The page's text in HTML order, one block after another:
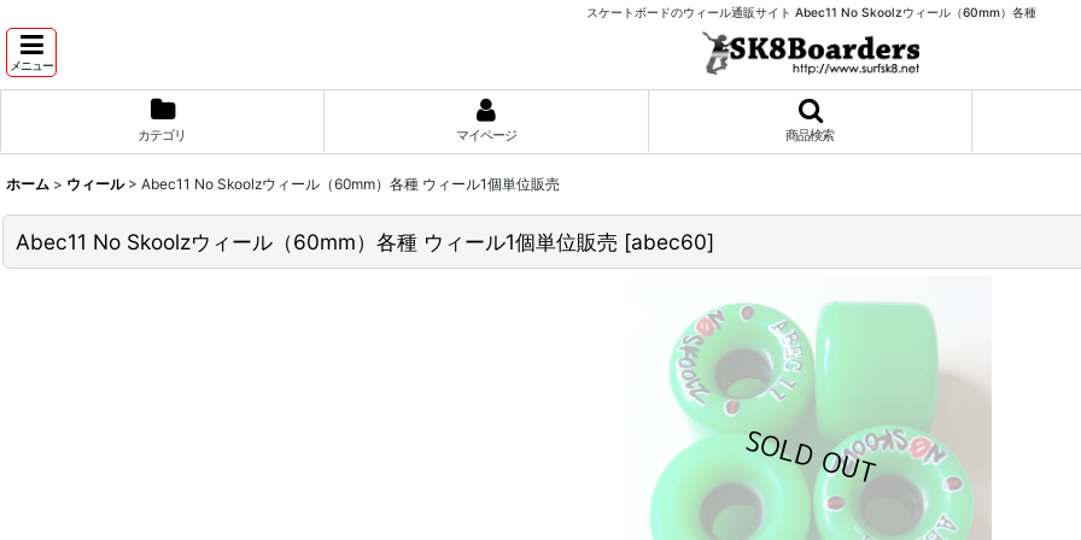
スケートボードのウィール通販サイト Abec11 No Skoolzウィール（60mm）各種
メニュー
カテゴリ マイページ 商品検索
ホーム > ウィール > Abec11 No Skoolzウィール（60mm）各種 ウィール1個単位販売
Abec11 No Skoolzウィール（60mm）各種 ウィール1個単位販売 [abec60]